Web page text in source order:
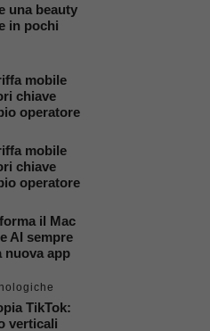
una beauty
in pochi
mobile
chiave
operatore
mobile
chiave
operatore
il Mac
AI sempre
nuova app
TikTok:
verticali